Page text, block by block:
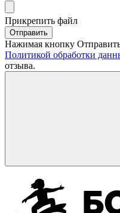
Прикрепить файл
Отправить
Нажимая кнопку
Политикой обработки
отзыва.